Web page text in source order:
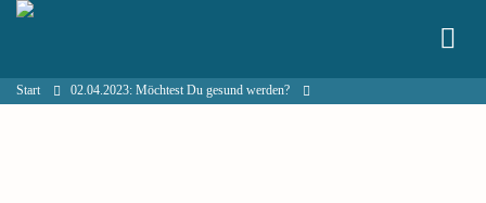
Start 02.04.2023: Möchtest Du gesund werden?